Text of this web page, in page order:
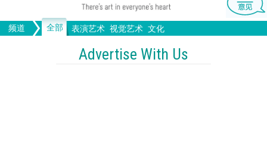
频道 全部 表演艺术 视觉艺术 文化
舞蹈
戏剧
画图 版画
文物 全部文化
Advertise With Us